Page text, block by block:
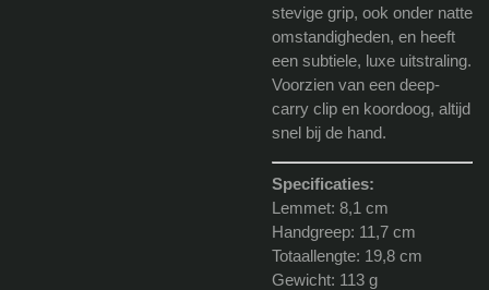
stevige grip, ook onder natte
omstandigheden, en heeft
een subtiele, luxe uitstraling.
Voorzien van een deep-
carry clip en koordoog, altijd
snel bij de hand.
Specificaties:
Lemmet: 8,1 cm
Handgreep: 11,7 cm
Totaallengte: 19,8 cm
Gewicht: 113 g